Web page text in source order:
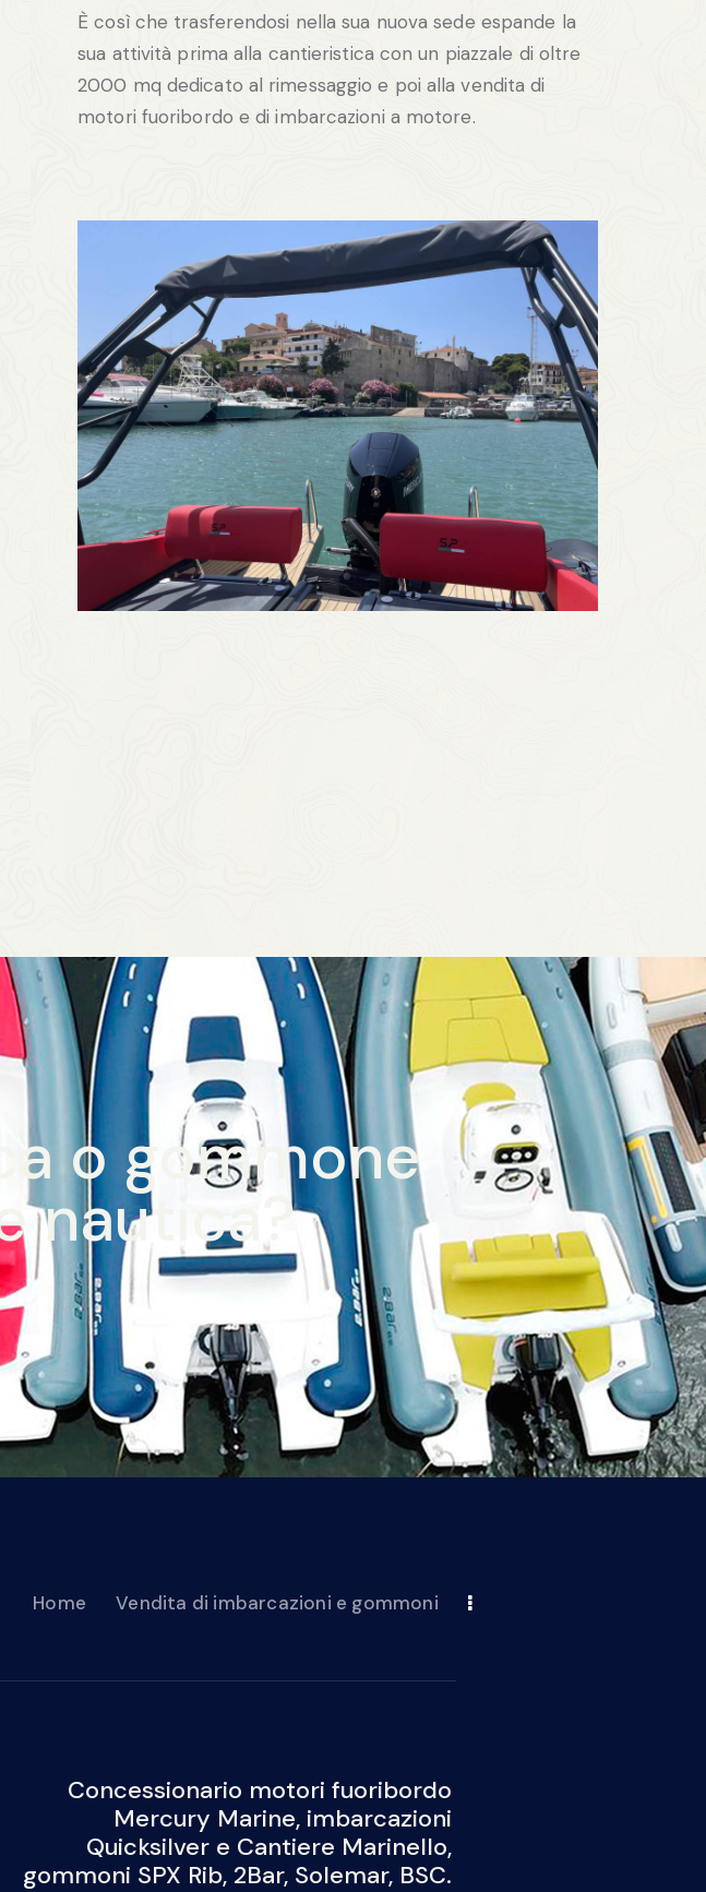
È così che trasferendosi nella sua nuova sede espande la
sua attività prima alla cantieristica con un piazzale di oltre
2000 mq dedicato al rimessaggio e poi alla vendita di
motori fuoribordo e di imbarcazioni a motore.
o gommone
nautica?
Home Vendita di imbarcazioni e gommoni
Concessionario motori fuoribordo
Mercury Marine, imbarcazioni
Quicksilver e Cantiere Marinello,
gommoni SPX Rib, 2Bar, Solemar, BSC.